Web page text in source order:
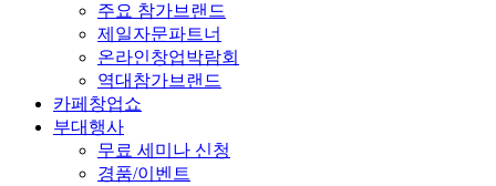
주요 참가브랜드
제일자문파트너
온라인창업박람회
역대참가브랜드
카페창업쇼
부대행사
무료 세미나 신청
경품/이벤트